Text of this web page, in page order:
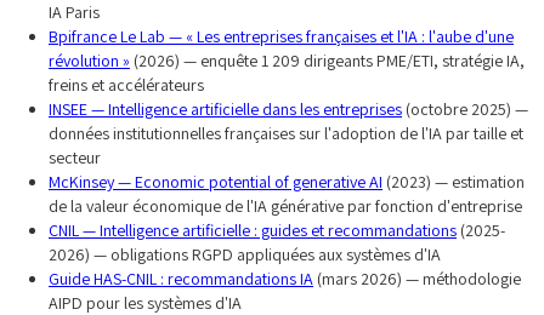
IA Paris
Bpifrance Le Lab — « Les entreprises françaises et l'IA : l'aube d'une
révolution » (2026) — enquête 1 209 dirigeants PME/ETI, stratégie IA,
freins et accélérateurs
INSEE — Intelligence artificielle dans les entreprises (octobre 2025) —
données institutionnelles françaises sur l'adoption de l'IA par taille et
secteur
McKinsey — Economic potential of generative AI (2023) — estimation
de la valeur économique de l'IA générative par fonction d'entreprise
CNIL — Intelligence artificielle : guides et recommandations (2025-
2026) — obligations RGPD appliquées aux systèmes d'IA
Guide HAS-CNIL : recommandations IA (mars 2026) — méthodologie
AIPD pour les systèmes d'IA